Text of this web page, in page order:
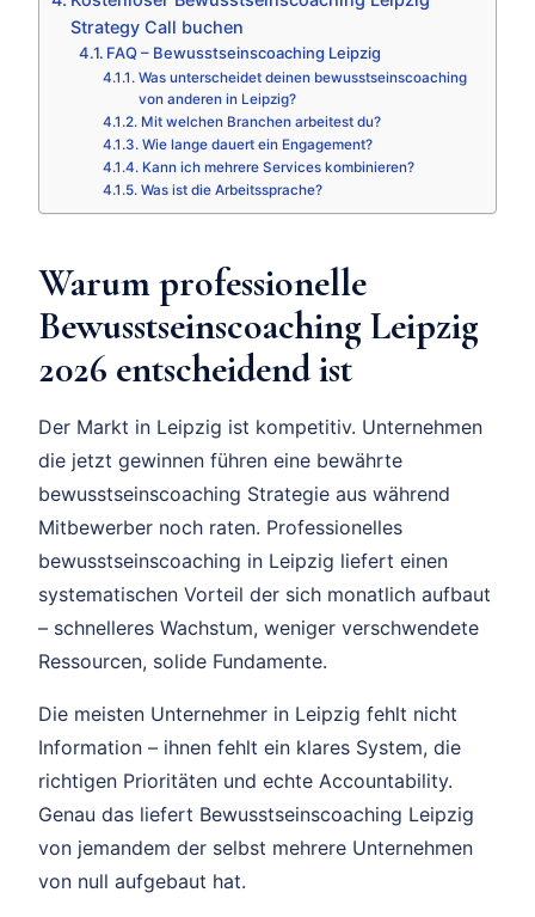
Strategy Call buchen
FAQ – Bewusstseinscoaching Leipzig
Was unterscheidet deinen bewusstseinscoaching
von anderen in Leipzig?
Mit welchen Branchen arbeitest du?
Wie lange dauert ein Engagement?
Kann ich mehrere Services kombinieren?
Was ist die Arbeitssprache?
Warum professionelle
Bewusstseinscoaching Leipzig
2026 entscheidend ist
Der Markt in Leipzig ist kompetitiv. Unternehmen
die jetzt gewinnen führen eine bewährte
bewusstseinscoaching Strategie aus während
Mitbewerber noch raten. Professionelles
bewusstseinscoaching in Leipzig liefert einen
systematischen Vorteil der sich monatlich aufbaut
– schnelleres Wachstum, weniger verschwendete
Ressourcen, solide Fundamente.
Die meisten Unternehmer in Leipzig fehlt nicht
Information – ihnen fehlt ein klares System, die
richtigen Prioritäten und echte Accountability.
Genau das liefert Bewusstseinscoaching Leipzig
von jemandem der selbst mehrere Unternehmen
von null aufgebaut hat.